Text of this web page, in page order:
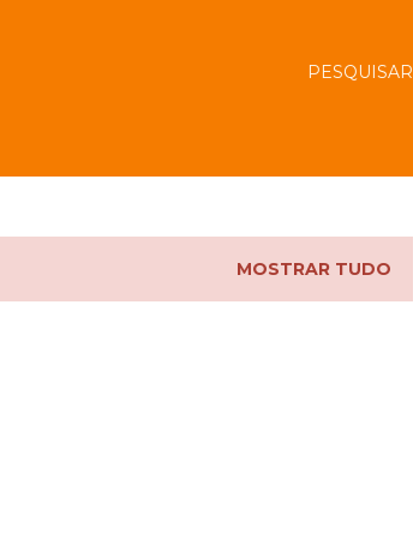
PESQUISAR
MOSTRAR TUDO